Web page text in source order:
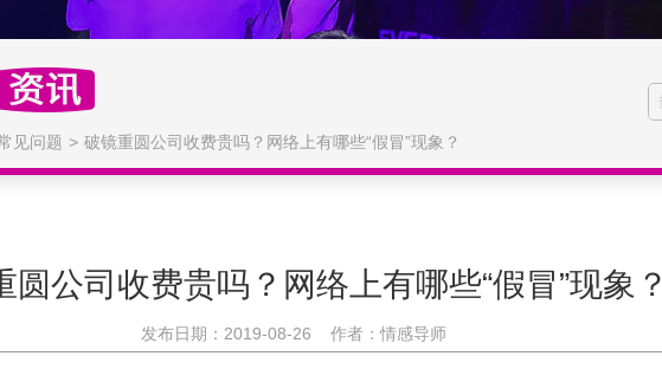
见问题 破镜重圆公司收费贵吗？网络上有哪些“假冒”现象？
圆公司收费贵吗？网络上有哪些“假冒”现象？
发布日期：2019-08-26 作者：情感导师